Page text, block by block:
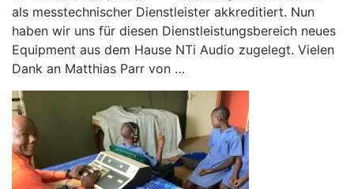
als messtechnischer Dienstleister akkreditiert. Nun
haben wir uns für diesen Dienstleistungsbereich neues
Equipment aus dem Hause NTi Audio zugelegt. Vielen
Dank an Matthias Parr von …